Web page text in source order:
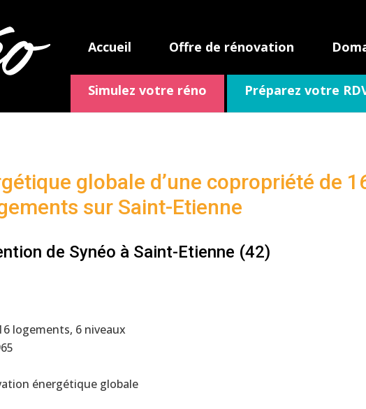
Accueil Offre de rénovation
Simulez votre réno Préparez votre
globale d’une copropriété de
sur Saint-Etienne
de Synéo à Saint-Etienne (42)
logements, 6 niveaux
énergétique globale